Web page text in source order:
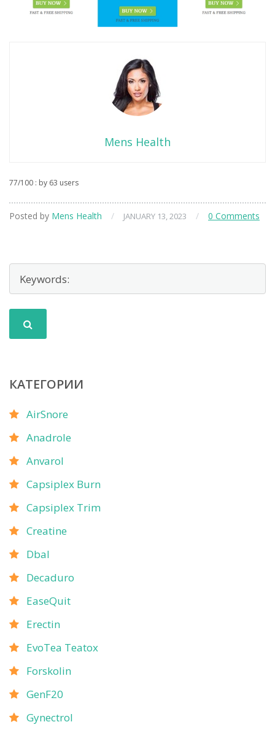
Mens Health
77/100 : by 63 users
Posted by Mens Health / JANUARY 13, 2023 / 0 Comments
КАТЕГОРИИ
AirSnore
Anadrole
Anvarol
Capsiplex Burn
Capsiplex Trim
Creatine
Dbal
Decaduro
EaseQuit
Erectin
EvoTea Teatox
Forskolin
GenF20
Gynectrol